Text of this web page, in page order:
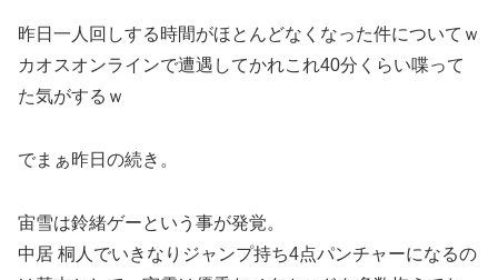
昨日一人回しする時間がほとんどなくなった件についてｗ
カオスオンラインで遭遇してかれこれ40分くらい喋って
た気がするｗ
でまぁ昨日の続き。
宙雪は鈴緒ゲーという事が発覚。
中居 桐人でいきなりジャンプ持ち4点パンチャーになるの